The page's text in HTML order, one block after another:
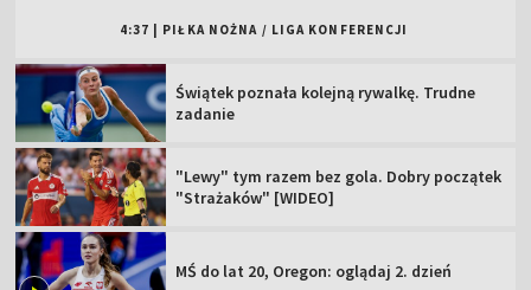
4:37 PIŁKA NOŻNA / LIGA KONFERENCJI
Świątek poznała kolejną rywalkę. Trudne
zadanie
"Lewy" tym razem bez gola. Dobry początek
"Strażaków" [WIDEO]
MŚ do lat 20, Oregon: oglądaj 2. dzień